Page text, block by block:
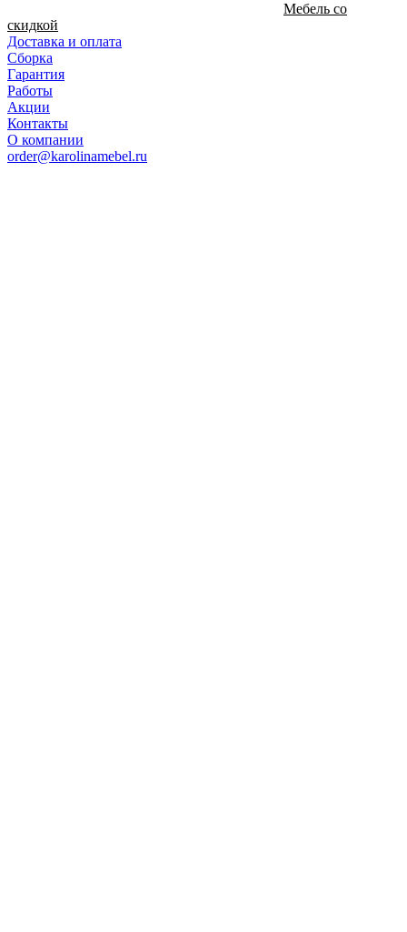
Мебель со
скидкой
Доставка и оплата
Сборка
Гарантия
Работы
Акции
Контакты
О компании
order@karolinamebel.ru